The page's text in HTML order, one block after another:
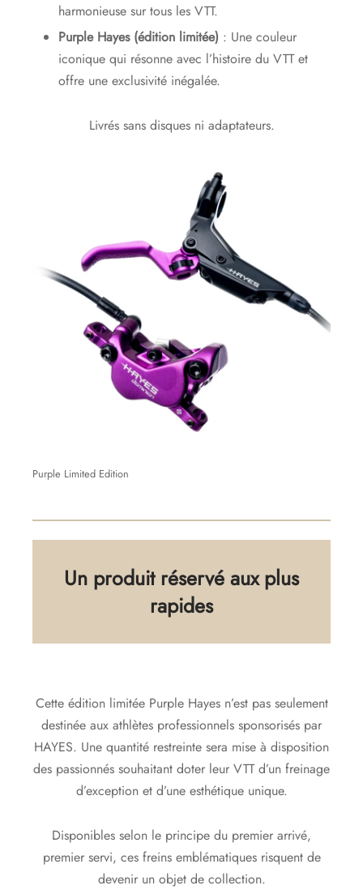
harmonieuse sur tous les VTT.
Purple Hayes (édition limitée) : Une couleur
iconique qui résonne avec l’histoire du VTT et
offre une exclusivité inégalée.
Livrés sans disques ni adaptateurs.
Purple Limited Edition
Un produit réservé aux plus
rapides
Cette édition limitée Purple Hayes n’est pas seulement
destinée aux athlètes professionnels sponsorisés par
HAYES. Une quantité restreinte sera mise à disposition
des passionnés souhaitant doter leur VTT d’un freinage
d’exception et d’une esthétique unique.
Disponibles selon le principe du premier arrivé,
premier servi, ces freins emblématiques risquent de
devenir un objet de collection.